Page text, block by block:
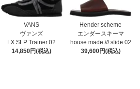
VANS
ヴァンズ
LX SLP Trainer 02
14,850円(税込)
Hender scheme
エンダースキーマ
house made /// slide 02
39,600円(税込)